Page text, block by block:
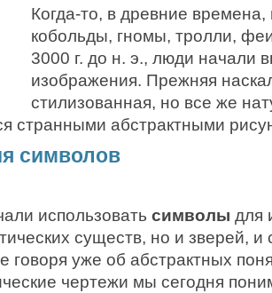
Когда-то, в древние
кобольды, гномы, тролли,
3000 г. до н. э., люди начали
изображения. Прежняя
стилизованная, но все же
странными абстрактными
символов
использовать символы для
существ, но и зверей,
говоря уже об абстрактных
чертежи мы сегодня